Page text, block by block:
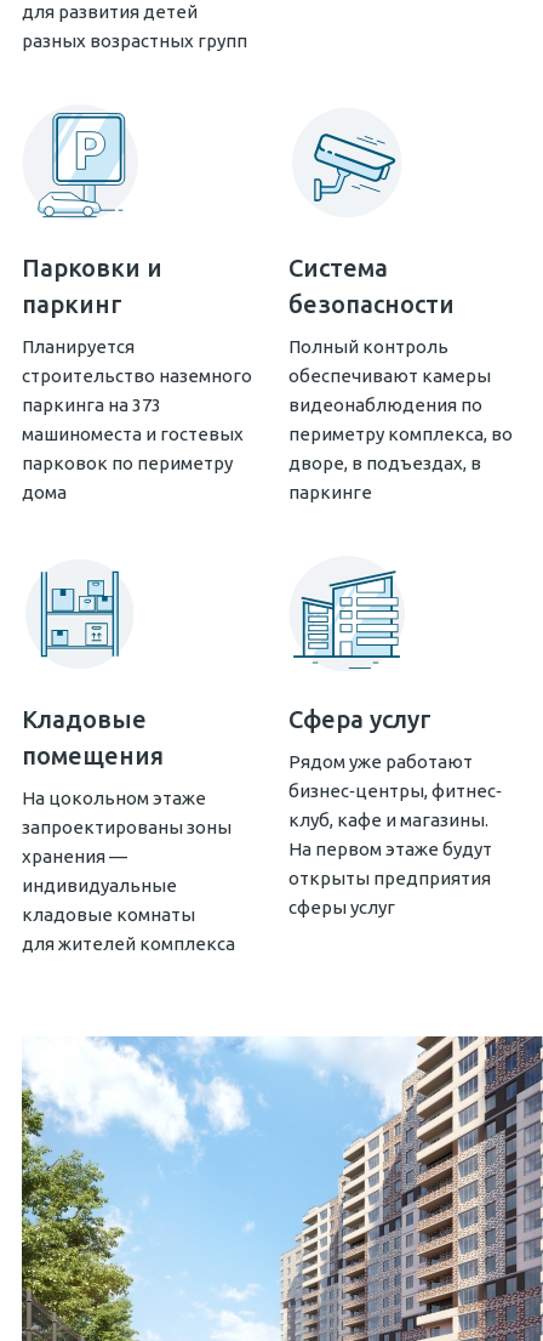
для развития детей
разных возрастных групп
Парковки и
паркинг
Планируется
строительство наземного
паркинга на 373
машиноместа и гостевых
парковок по периметру
дома
Система
безопасности
Полный контроль
обеспечивают камеры
видеонаблюдения по
периметру комплекса, во
дворе, в подъездах, в
паркинге
Кладовые
помещения
На цокольном этаже
запроектированы зоны
хранения —
индивидуальные
кладовые комнаты
для жителей комплекса
Сфера услуг
Рядом уже работают
бизнес‐центры, фитнес‐
клуб, кафе и магазины.
На первом этаже будут
открыты предприятия
сферы услуг